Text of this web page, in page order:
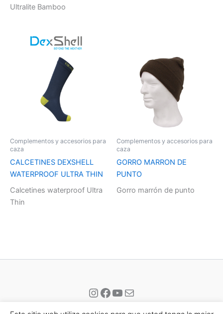
Ultralite Bamboo
Complementos y accesorios para
caza
CALCETINES DEXSHELL
WATERPROOF ULTRA THIN
Calcetines waterproof Ultra
Thin
Complementos y accesorios para
caza
GORRO MARRON DE
PUNTO
Gorro marrón de punto
Instagram
Facebook
YouTube
Correo electrónico